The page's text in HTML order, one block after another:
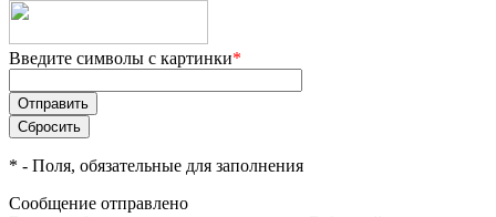
Введите символы с картинки*
* - Поля, обязательные для заполнения
Сообщение отправлено